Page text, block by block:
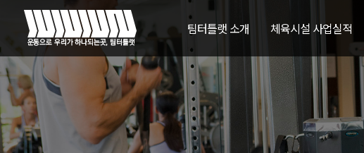
팀터틀랫 소개 체육시설 사업실적